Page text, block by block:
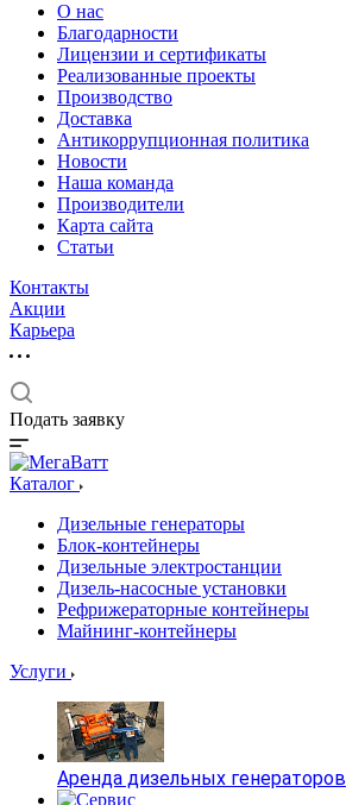
О нас
Благодарности
Лицензии и сертификаты
Реализованные проекты
Производство
Доставка
Антикоррупционная политика
Новости
Наша команда
Производители
Карта сайта
Статьи
Контакты
Акции
Карьера
Подать заявку
Каталог
Дизельные генераторы
Блок-контейнеры
Дизельные электростанции
Дизель-насосные установки
Рефрижераторные контейнеры
Майнинг-контейнеры
Услуги
Аренда дизельных генераторов